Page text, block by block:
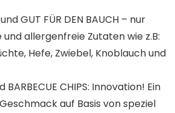
GUT FÜR DEN BAUCH – nur
allergenfreie Zutaten wie z.B:
Hefe, Zwiebel, Knoblauch und
BARBECUE CHIPS: Innovation! Ein
auf Basis von speziel